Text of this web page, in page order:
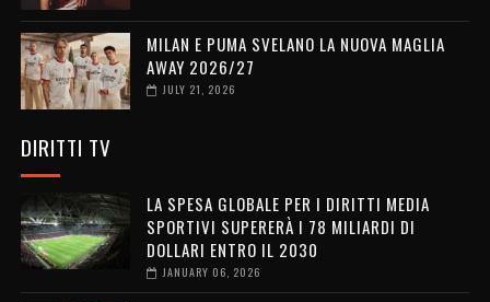
MILAN E PUMA SVELANO LA NUOVA MAGLIA
AWAY 2026/27
JULY 21, 2026
DIRITTI TV
LA SPESA GLOBALE PER I DIRITTI MEDIA
SPORTIVI SUPERERÀ I 78 MILIARDI DI
DOLLARI ENTRO IL 2030
JANUARY 06, 2026